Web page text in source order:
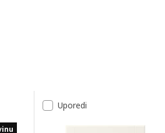
lako se čiste zahvaljujući glatkoj,
Uporedi